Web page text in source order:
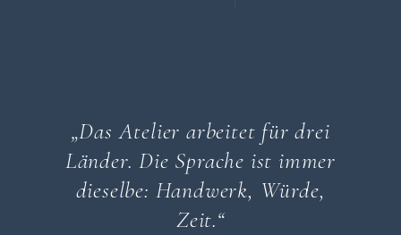
„Das Atelier arbeitet für drei
Länder. Die Sprache ist immer
dieselbe: Handwerk, Würde,
Zeit.“